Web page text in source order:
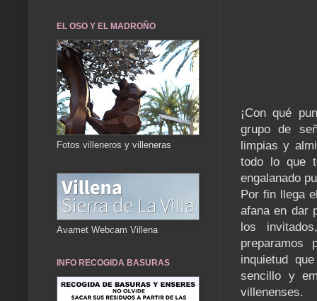
¡Con qué
grupo de
limpias y
todo lo que
engalanado
Por fin llega
afana en dar
los
inquietud
sencillo y
villenenses.
EL OSO Y EL MADROÑO
Fotos villeneros y villeneras
Avamet Webcam Villena
INFO RECOGIDA BASURAS